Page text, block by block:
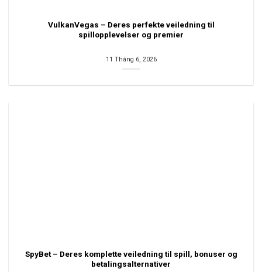
VulkanVegas – Deres perfekte veiledning til
spillopplevelser og premier
11 Tháng 6, 2026
SpyBet – Deres komplette veiledning til spill, bonuser og
betalingsalternativer